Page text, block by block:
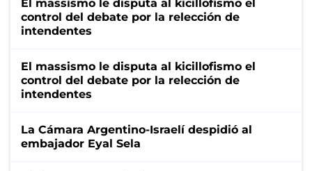
El massismo le disputa al kicillofismo el
control del debate por la relección de
intendentes
El massismo le disputa al kicillofismo el
control del debate por la relección de
intendentes
La Cámara Argentino-Israelí despidió al
embajador Eyal Sela